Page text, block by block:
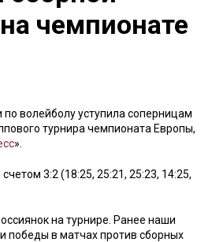
чемпионате
волейболу уступила соперницам
турнира чемпионата Европы,
».
3:2 (18:25, 25:21, 25:23, 14:25,
на турнире. Ранее наши
победы в матчах против сборных